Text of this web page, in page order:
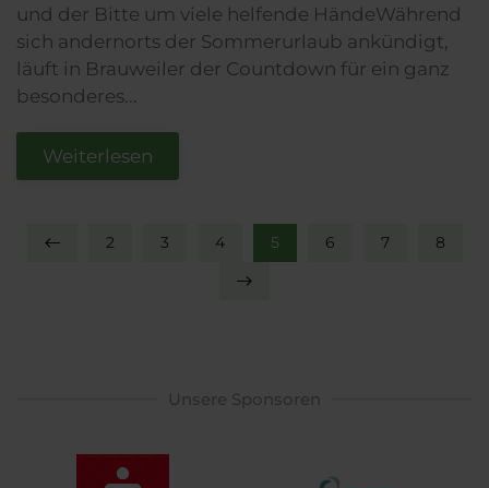
und der Bitte um viele helfende HändeWährend
sich andernorts der Sommerurlaub ankündigt,
läuft in Brauweiler der Countdown für ein ganz
besonderes...
Weiterlesen
2 3 4 5 6 7 8
Unsere Sponsoren